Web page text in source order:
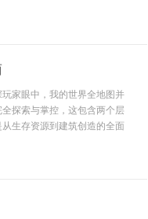
家眼中，我的世界全地图并
探索与掌控，这包含两个层
生存资源到建筑创造的全面